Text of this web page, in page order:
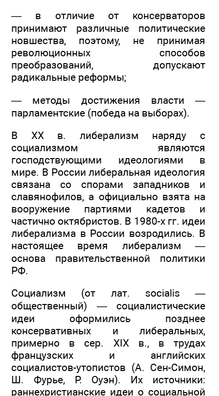
— в отличие от консерваторов
принимают различные политические
новшества, поэтому, не принимая
революционных способов
преобразований, допускают
радикальные реформы;
— методы достижения власти —
парламентские (победа на выборах).
В XX в. либерализм наряду с
социализмом являются
господствующими идеологиями в
мире. В России либеральная идеология
связана со спорами западников и
славянофилов, а официально взята на
вооружение партиями кадетов и
частично октябристов. В 1980-х гг. идеи
либерализма в России возродились. В
настоящее время либерализм —
основа правительственной политики
РФ.
Социализм (от лат. socialis —
общественный) — социалистические
идеи оформились позднее
консервативных и либеральных,
примерно в сер. XIX в., в трудах
французских и английских
социалистов-утопистов (А. Сен-Симон,
Ш. Фурье, Р. Оуэн). Их источники:
раннехристианские идеи о социальной